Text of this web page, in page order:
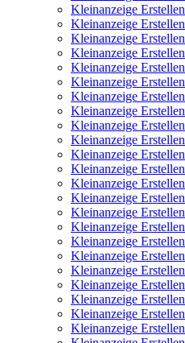
Kleinanzeige Erstellen
Kleinanzeige Erstellen
Kleinanzeige Erstellen
Kleinanzeige Erstellen
Kleinanzeige Erstellen
Kleinanzeige Erstellen
Kleinanzeige Erstellen
Kleinanzeige Erstellen
Kleinanzeige Erstellen
Kleinanzeige Erstellen
Kleinanzeige Erstellen
Kleinanzeige Erstellen
Kleinanzeige Erstellen
Kleinanzeige Erstellen
Kleinanzeige Erstellen
Kleinanzeige Erstellen
Kleinanzeige Erstellen
Kleinanzeige Erstellen
Kleinanzeige Erstellen
Kleinanzeige Erstellen
Kleinanzeige Erstellen
Kleinanzeige Erstellen
Kleinanzeige Erstellen